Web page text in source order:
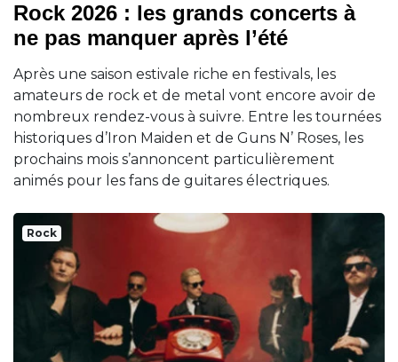
Rock 2026 : les grands concerts à
ne pas manquer après l’été
Après une saison estivale riche en festivals, les
amateurs de rock et de metal vont encore avoir de
nombreux rendez-vous à suivre. Entre les tournées
historiques d’Iron Maiden et de Guns N’ Roses, les
prochains mois s’annoncent particulièrement
animés pour les fans de guitares électriques.
Rock